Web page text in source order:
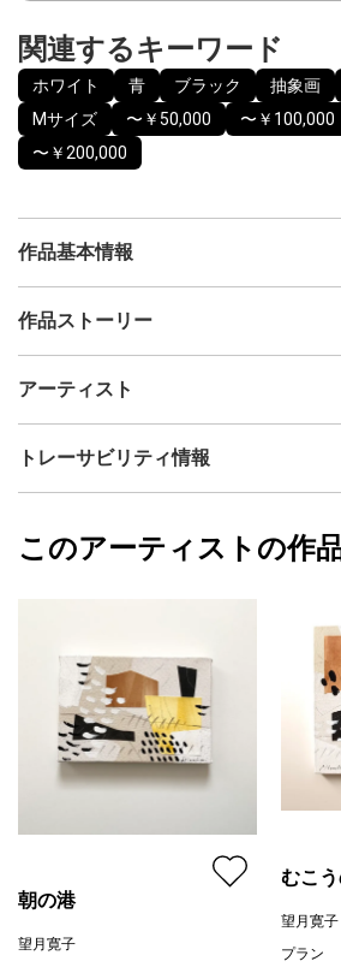
関連するキーワード
ホワイト 青 ブラック 抽象画
Mサイズ
〜￥50,000 〜￥100,000
〜￥200,000
作品基本情報
出品者
制作年
コラージュ
カラー
ホワイト
配送目安
二週間以内
作品ストーリー
裏には紐を付けてあるのですぐに飾ってい
アーティスト
望月寛子
フォローする
トレーサビリティ情報
望月寛子
このアーティストの作
朝の港
望月寛子
むこ
望月寛子
プラン